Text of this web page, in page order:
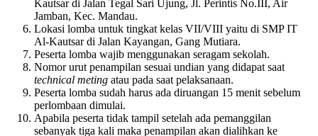
Kautsar di Jalan Tegal Sari Ujung, Jl. Perintis No.III, Air
Jamban, Kec. Mandau.
Lokasi lomba untuk tingkat kelas VII/VIII yaitu di SMP IT
Al-Kautsar di Jalan Kayangan, Gang Mutiara.
Peserta lomba wajib menggunakan seragam sekolah.
Nomor urut penampilan sesuai undian yang didapat saat
technical meting atau pada saat pelaksanaan.
Peserta lomba sudah harus ada diruangan 15 menit sebelum
perlombaan dimulai.
Apabila peserta tidak tampil setelah ada pemanggilan
sebanyak tiga kali maka penampilan akan dialihkan ke